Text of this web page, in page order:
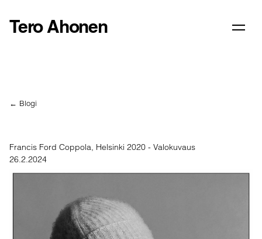
Tero Ahonen
← Blogi
Francis Ford Coppola, Helsinki 2020 - Valokuvaus
26.2.2024